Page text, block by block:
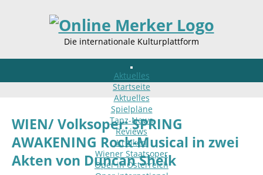
Die internationale Kulturplattform
Aktuelles
Startseite
Aktuelles
Spielpläne
Tanz-News
Reviews
Kritiken
Wiener Staatsoper
Oper in Österreich
WIEN/ Volksoper: SPRING
AWAKENING Rock-Musical in zwei
Akten von Duncan Sheik